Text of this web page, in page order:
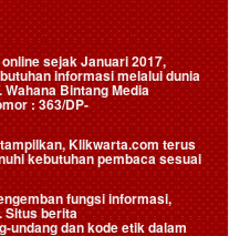
sejak Januari 2017,
informasi melalui dunia
Wahana Bintang Media
: 363/DP-
Klikwarta.com terus
kebutuhan pembaca sesuai
fungsi informasi,
Situs berita
undang dan kode etik dalam